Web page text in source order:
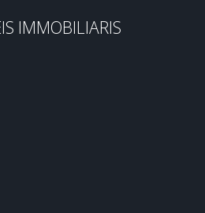
IMMOBILIARIS